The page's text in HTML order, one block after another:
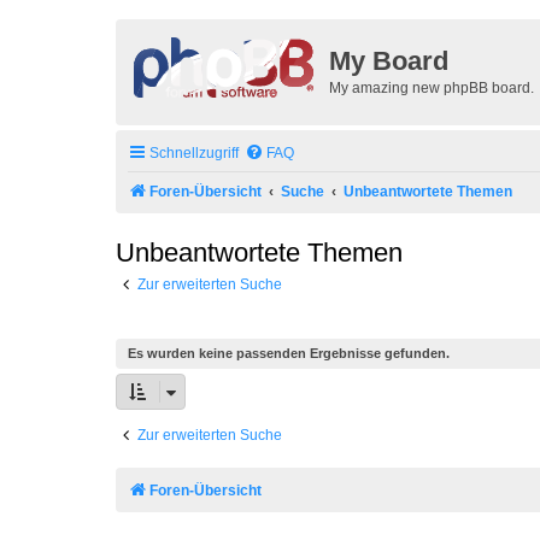
My Board
My amazing new phpBB board.
Schnellzugriff FAQ
Foren-Übersicht Suche Unbeantwortete Themen
Unbeantwortete Themen
Zur erweiterten Suche
Es wurden keine passenden Ergebnisse gefunden.
Zur erweiterten Suche
Foren-Übersicht